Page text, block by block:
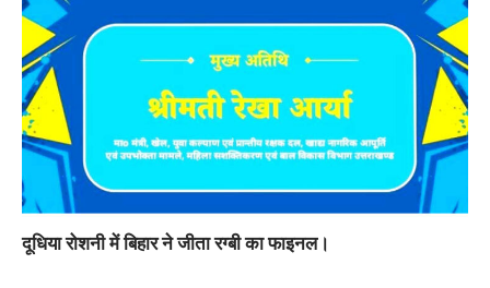
दूधिया रोशनी में बिहार ने जीता रग्बी का फाइनल।